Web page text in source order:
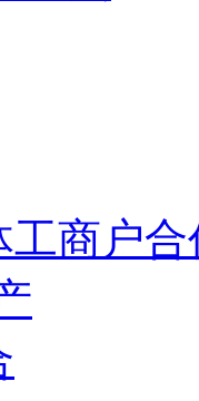
工商户